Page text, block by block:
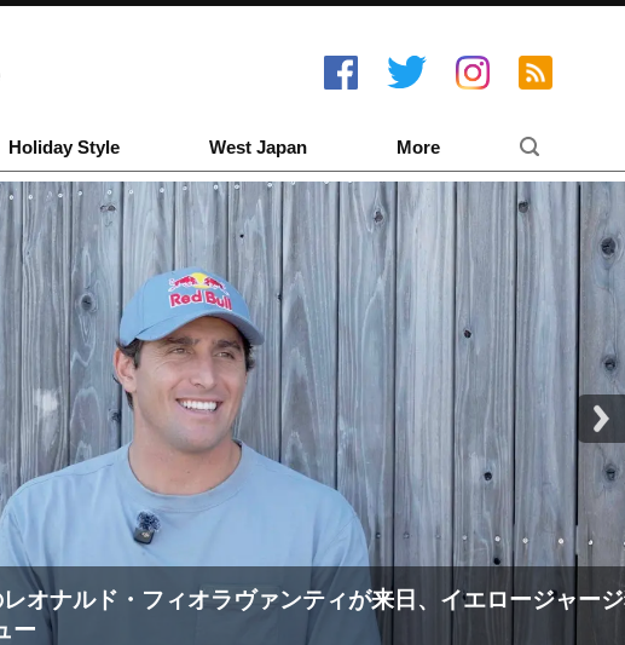
Holiday Style West Japan More
イエロージャージ獲得
S.ONE ショート＆ロング開